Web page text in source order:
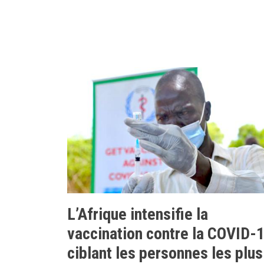
L’Afrique intensifie la
vaccination contre la COVID-
ciblant les personnes les